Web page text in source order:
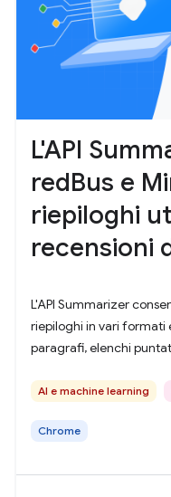
L'API
redBus e
riepiloghi
recensioni
L'API Summarizer
riepiloghi in vari formati
paragrafi, elenchi
AI e machine learning
Chrome